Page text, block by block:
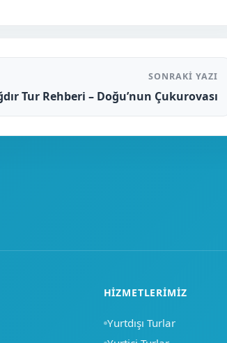
SONRAKI YAZI
Tur Rehberi – Doğu’nun Çukurovası
HIZMETLERIMIZ
Yurtdışı Turlar